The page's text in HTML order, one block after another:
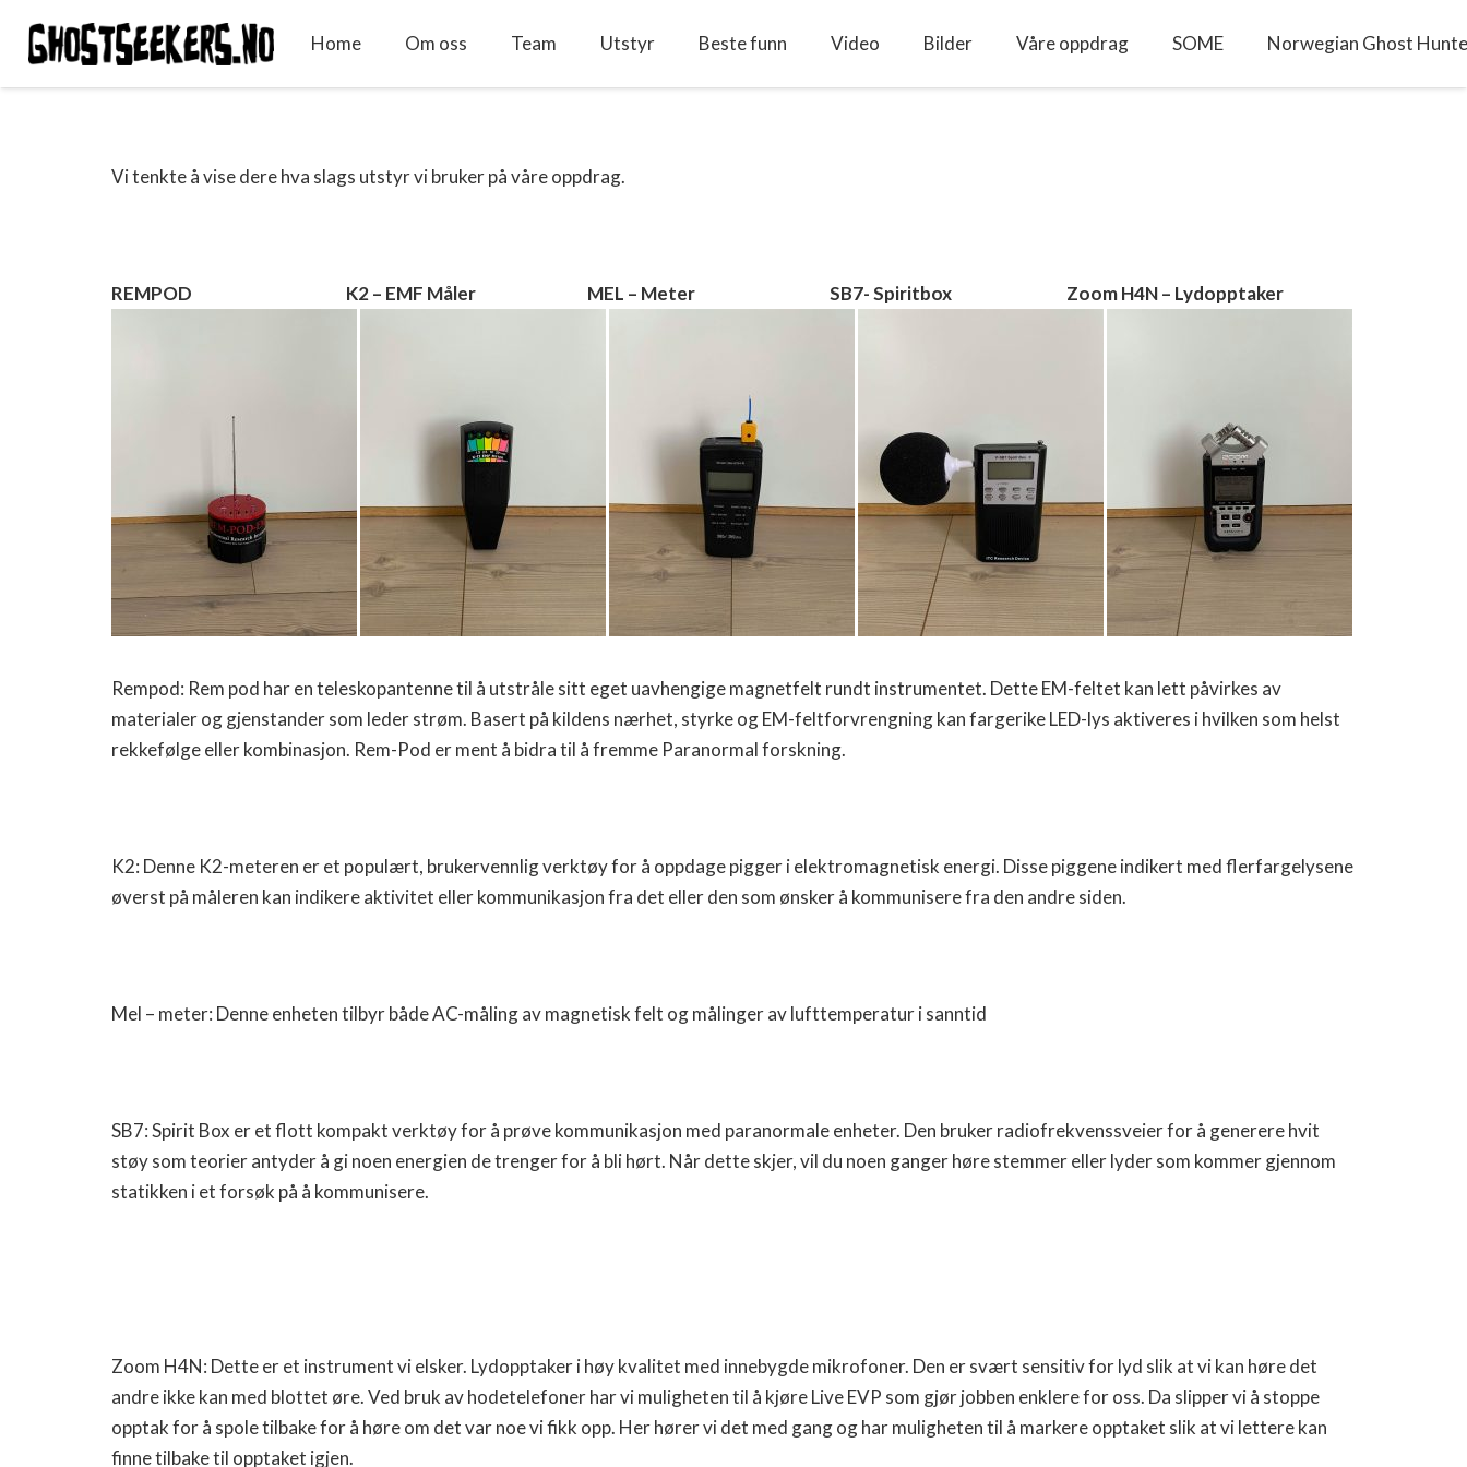
Home Om oss Team Utstyr Beste funn Video Bilder Våre oppdrag SOME Norwegian Ghost
Vi tenkte å vise dere hva slags utstyr vi bruker på våre oppdrag.
REMPOD K2 – EMF Måler MEL – Meter SB7- Spiritbox Zoom H4N – Lydopptaker
Rempod: Rem pod har en teleskopantenne til å utstråle sitt eget uavhengige magnetfelt rundt instrumentet. Dette EM-feltet kan lett påvirkes av
materialer og gjenstander som leder strøm. Basert på kildens nærhet, styrke og EM-feltforvrengning kan fargerike LED-lys aktiveres i hvilken som helst
rekkefølge eller kombinasjon. Rem-Pod er ment å bidra til å fremme Paranormal forskning.
K2: Denne K2-meteren er et populært, brukervennlig verktøy for å oppdage pigger i elektromagnetisk energi. Disse piggene indikert med flerfargelysene
øverst på måleren kan indikere aktivitet eller kommunikasjon fra det eller den som ønsker å kommunisere fra den andre siden.
Mel – meter: Denne enheten tilbyr både AC-måling av magnetisk felt og målinger av lufttemperatur i sanntid
SB7: Spirit Box er et flott kompakt verktøy for å prøve kommunikasjon med paranormale enheter. Den bruker radiofrekvenssveier for å generere hvit
støy som teorier antyder å gi noen energien de trenger for å bli hørt. Når dette skjer, vil du noen ganger høre stemmer eller lyder som kommer gjennom
statikken i et forsøk på å kommunisere.
Zoom H4N: Dette er et instrument vi elsker. Lydopptaker i høy kvalitet med innebygde mikrofoner. Den er svært sensitiv for lyd slik at vi kan høre det
andre ikke kan med blottet øre. Ved bruk av hodetelefoner har vi muligheten til å kjøre Live EVP som gjør jobben enklere for oss. Da slipper vi å stoppe
opptak for å spole tilbake for å høre om det var noe vi fikk opp. Her hører vi det med gang og har muligheten til å markere opptaket slik at vi lettere kan
finne tilbake til opptaket igjen.